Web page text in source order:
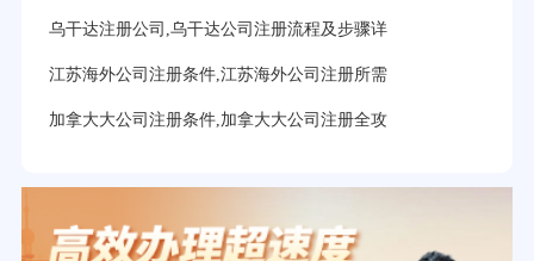
乌干达注册公司,乌干达公司注册流程及步骤详
江苏海外公司注册条件,江苏海外公司注册所需
加拿大大公司注册条件,加拿大大公司注册全攻